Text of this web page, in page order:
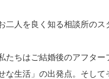
二人を良く知る相談所の
たちはご結婚後のアフタ
な生活」の出発点。そし